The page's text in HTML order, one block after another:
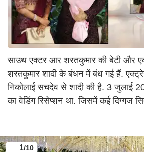
साउथ एक्टर आर शरतकुमार की बेटी और
शरतकुमार शादी के बंधन में बंध गई हैं.
निकोलाई सचदेव से शादी की है. 3 जुलाई
का वेडिंग रिसेप्शन था. जिसमें कई दिग्गज
1/10